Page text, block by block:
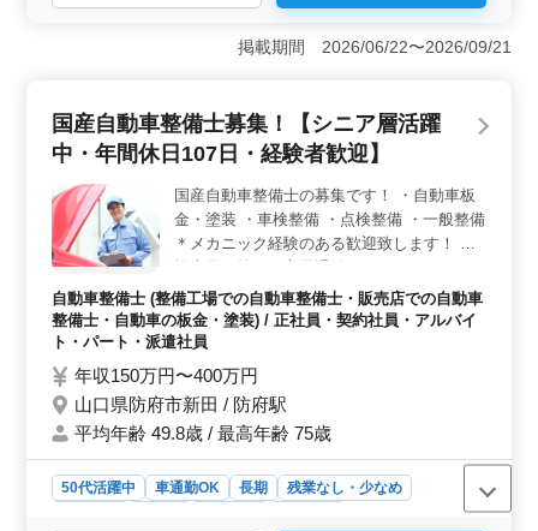
ム施工管理業務は、中高年の方に最適な職場です。年収
で、安定した環境で活躍できます。 ＜業務内容＞
積もり・積算、書類作成など、建築工事全般に関わる重
要な業務を行います。 ＜シニア層歓迎＞ 50〜60代
の技術者が活躍する環境で、1,2級建築施工管理技士や建
築士の資格を活かせるポジションです。経験豊富な方に
とって、やりがいのある仕事が待っています。
掲載期間 2026/06/22〜2026/09/21
国産自動車整備士募集！【シニア層活躍
中・年間休日107日・経験者歓迎】
国産自動車整備士の募集です！ ・自動車板
金・塗装 ・車検整備 ・点検整備 ・一般整備
＊メカニック経験のある歓迎致します！ ＊
層歓迎！（50代の技術者活躍中）
自動車整備士 (整備工場での自動車整備士・販売店での自動車
整備士・自動車の板金・塗装) / 正社員・契約社員・アルバイ
ト・パート・派遣社員
年収150万円〜400万円
山口県防府市新田 / 防府駅
平均年齢 49.8歳 / 最高年齢 75歳
50代活躍中 車通勤OK 長期
残業なし・少なめ